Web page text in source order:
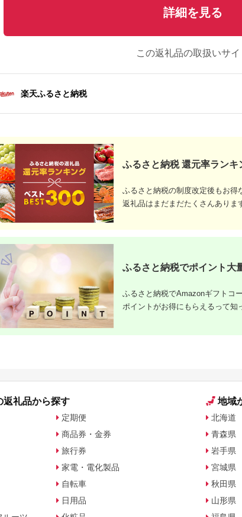
天ふるさと納
ま市
納税】［沖
ぬちまーす
）×2袋セ
円
出典：楽天ふるさと納
税
岩手県 二戸市
【ふるさと納税】 い
わて短角和牛 ハンバ
ーグセット 150g×8個
計1.2kg 027-0407
5.0
寄付金額:14,000円
出典：楽天ふるさと納
宮崎県 日向市
の駅ほそしま 大漁 セ
寄付金額:14,000円
出典：楽
陸宮古重茂
フト 送料
【
寄付金額:
詳細を見る
この返礼品の取扱いサイ
楽天ふるさと納税
ふるさと納税 還元率ランキ
ふるさと納税の制度改定後もお得
返礼品はまだまだたくさんありま
ふるさと納税でポイント大
ふるさと納税でAmazonギフトコ
ポイントがお得にもらえるって知
返礼品から探す
定期便
商品券・金券
旅行券
家電・電化製品
自転車
日用品
地域
北海道
青森県
岩手県
宮城県
秋田県
山形県